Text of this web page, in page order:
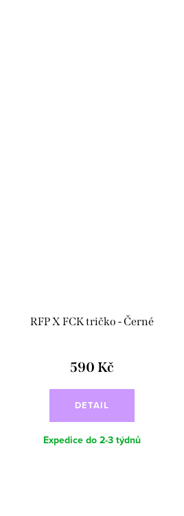
RFP X FCK tričko - Černé
590 Kč
DETAIL
Expedice do 2-3 týdnů